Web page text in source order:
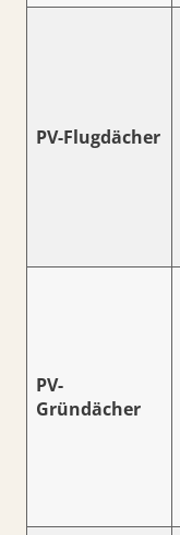
PV-Flugdächer
PV-
Gründächer